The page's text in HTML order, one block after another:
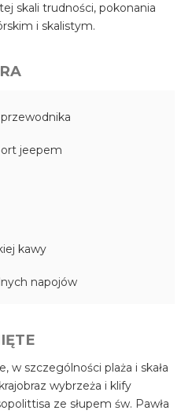
skali trudności, pokonania
i skalistym.
jeepem
kawy
napojów
w szczególności plaża i skała
wybrzeża i klify
ze słupem św. Pawła